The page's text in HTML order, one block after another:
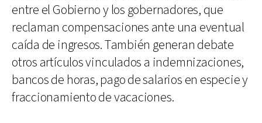
entre el Gobierno y los gobernadores, que
reclaman compensaciones ante una eventual
caída de ingresos. También generan debate
otros artículos vinculados a indemnizaciones,
bancos de horas, pago de salarios en especie y
fraccionamiento de vacaciones.